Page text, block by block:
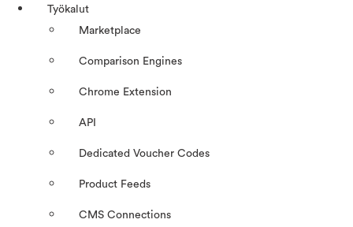
Työkalut
Marketplace
Comparison Engines
Chrome Extension
API
Dedicated Voucher Codes
Product Feeds
CMS Connections